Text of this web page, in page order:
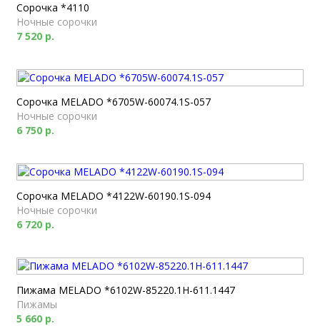
Сорочка *4110
Ночные сорочки
7 520 р.
Сорочка MELADO *6705W-60074.1S-057
Ночные сорочки
6 750 р.
Сорочка MELADO *4122W-60190.1S-094
Ночные сорочки
6 720 р.
Пижама MELADO *6102W-85220.1H-611.1447
Пижамы
5 660 р.